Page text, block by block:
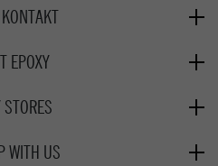
& Collect
10:00 - 17:00
EPOXY
Verleih
STORES
WITH US